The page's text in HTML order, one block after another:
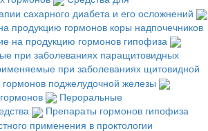
сахарного диабета и его осложнений
продукцию гормонов коры надпочечников
на продукцию гормонов гипофиза
при заболеваниях паращитовидных
при заболеваниях щитовидной
поджелудочной железы
Пероральные
Препараты гормонов гипофиза
применения в проктологии